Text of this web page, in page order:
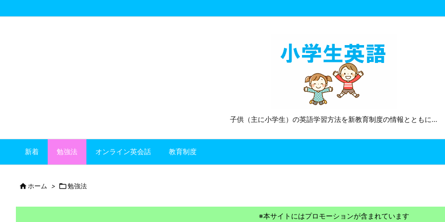
子供（主に小学生）の英語学習方法を新教育制度の情報とともに…
新着 勉強法 オンライン英会話 教育制度
ホーム > 勉強法
※本サイトにはプロモーションが含まれています